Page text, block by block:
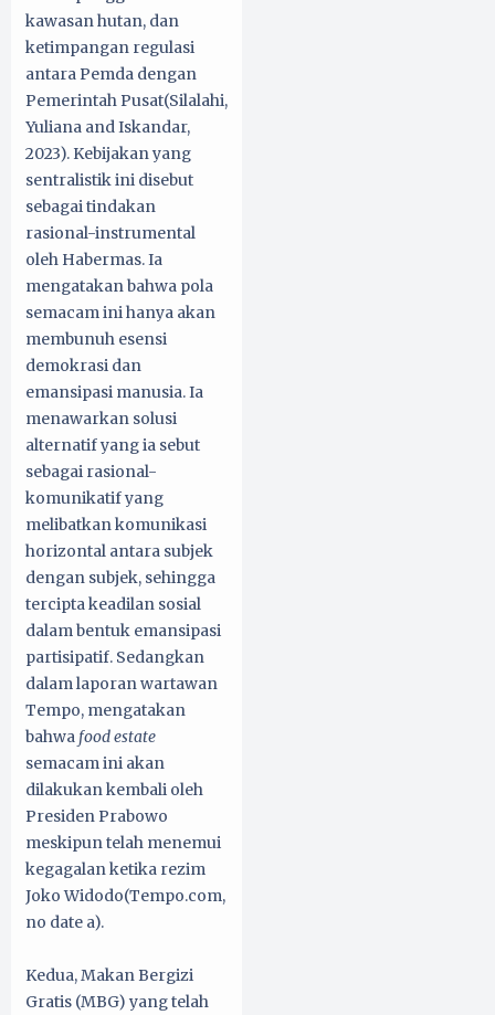
kawasan hutan, dan
ketimpangan regulasi
antara Pemda dengan
Pemerintah Pusat(Silalahi,
Yuliana and Iskandar,
2023). Kebijakan yang
sentralistik ini disebut
sebagai tindakan
rasional-instrumental
oleh Habermas. Ia
mengatakan bahwa pola
semacam ini hanya akan
membunuh esensi
demokrasi dan
emansipasi manusia. Ia
menawarkan solusi
alternatif yang ia sebut
sebagai rasional-
komunikatif yang
melibatkan komunikasi
horizontal antara subjek
dengan subjek, sehingga
tercipta keadilan sosial
dalam bentuk emansipasi
partisipatif. Sedangkan
dalam laporan wartawan
Tempo, mengatakan
bahwa food estate
semacam ini akan
dilakukan kembali oleh
Presiden Prabowo
meskipun telah menemui
kegagalan ketika rezim
Joko Widodo(Tempo.com,
no date a).
Kedua, Makan Bergizi
Gratis (MBG) yang telah